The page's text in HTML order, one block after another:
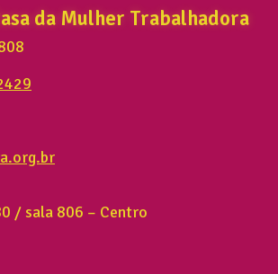
da Mulher Trabalhadora
/ sala 806 – Centro